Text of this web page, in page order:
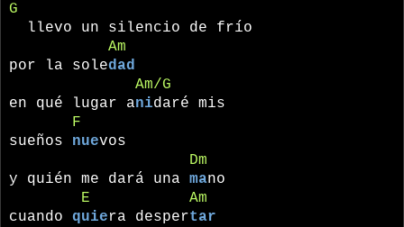
G
llevo un silencio de frío
Am
por la soledad
Am/G
en qué lugar anidaré mis
F
sueños nuevos
Dm
y quién me dará una mano
E
Am
cuando quiera despertar